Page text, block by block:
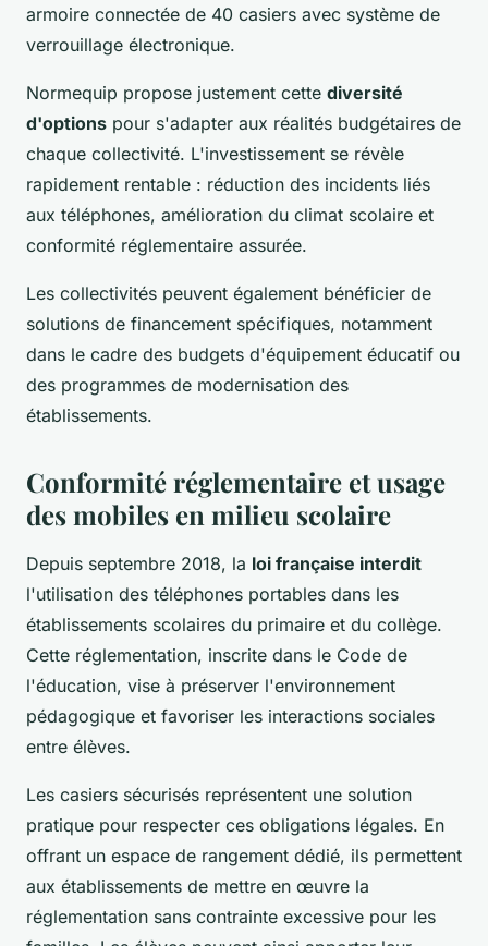
armoire connectée de 40 casiers avec système de
verrouillage électronique.
Normequip propose justement cette diversité
d'options pour s'adapter aux réalités budgétaires de
chaque collectivité. L'investissement se révèle
rapidement rentable : réduction des incidents liés
aux téléphones, amélioration du climat scolaire et
conformité réglementaire assurée.
Les collectivités peuvent également bénéficier de
solutions de financement spécifiques, notamment
dans le cadre des budgets d'équipement éducatif ou
des programmes de modernisation des
établissements.
Conformité réglementaire et usage
des mobiles en milieu scolaire
Depuis septembre 2018, la loi française interdit
l'utilisation des téléphones portables dans les
établissements scolaires du primaire et du collège.
Cette réglementation, inscrite dans le Code de
l'éducation, vise à préserver l'environnement
pédagogique et favoriser les interactions sociales
entre élèves.
Les casiers sécurisés représentent une solution
pratique pour respecter ces obligations légales. En
offrant un espace de rangement dédié, ils permettent
aux établissements de mettre en œuvre la
réglementation sans contrainte excessive pour les